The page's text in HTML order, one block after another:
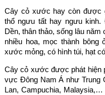
Cây cỏ xước hay còn được
thổ ngưu tất hay ngưu
Dền, thân thảo, sống lâu
nhiều hoa, mọc thành
xước mỏng, có hình túi, hạt
Cây cỏ xước được phát hiện
vực Đông Nam Á như Trung
Lan, Campuchia,